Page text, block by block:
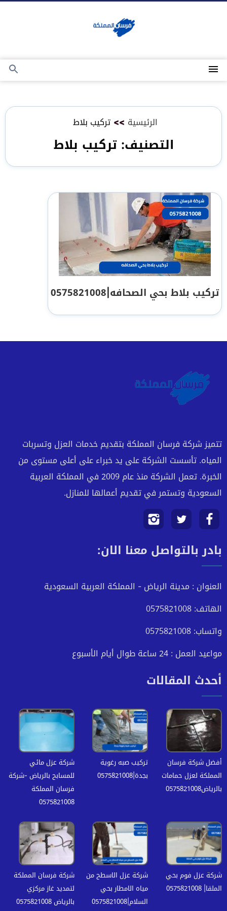
القائمة
بحث
الرئيسية >> تركيب بلاط
التصنيف:تركيب بلاط
تركيب بلاط بحي الصحافه|0575821008
تتميز شركة فرسان المملكة بتقديم خدمات العزل وتسربات
المياه. تأسست الشركة على يد خبراء على أعلى مستوى من
الخبرة. تعمل الشركة منذ عام 2009 في المملكة العربية
السعودية وتستمر في تقديم أعمالها للمنازل.
تابعنا
على
تابعنا
على
تابعنا
على
بادر بالتواصل معنا الان:
العنوان : مدينة الرياض - المملكة العربية السعودية
الهاتف: 0575821008
واتساب: 0575821008
مواعيد العمل : 24 ساعة طوال أيام الأسبوع
أحدث المقالات
أفضل شركة فرسان
المملكة لعزل حمامات
بالرياض0575821008
تركيب صبه رغوية
بجدة|0575821008
شركة عزل مائي
للمسابح بالرياض -شركة
فرسان المملكة
0575821008
شركة عزل فوم بحي
الملقا| 0575821008
شركة عزل الاسطح من
مياه الامطار بحي
السلام|0575821008
شركة فرسان المملكة
لتمديد غاز مركزي
بالرياض 0575821008